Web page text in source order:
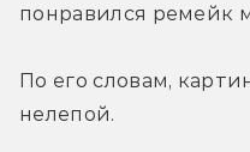
понравился ремейк
По его словам,
нелепой.